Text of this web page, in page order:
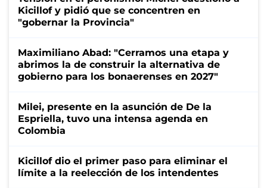
Kicillof y pidió que se concentren en
"gobernar la Provincia"
Maximiliano Abad: "Cerramos una etapa y
abrimos la de construir la alternativa de
gobierno para los bonaerenses en 2027"
Milei, presente en la asunción de De la
Espriella, tuvo una intensa agenda en
Colombia
Kicillof dio el primer paso para eliminar el
límite a la reelección de los intendentes